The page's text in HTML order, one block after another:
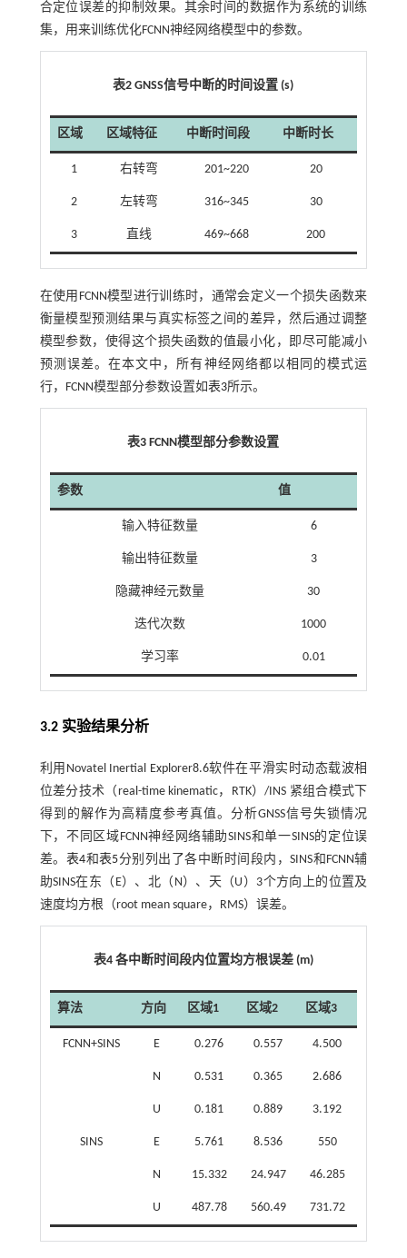
合定位误差的抑制效果。其余时间的数据作为系统的训练
集，用来训练优化FCNN神经网络模型中的参数。
表2GNSS信号中断的时间设置 (s)
区域 区域特征 中断时间段 中断时长
1 右转弯 201~220 20
2 左转弯 316~345 30
3 直线 469~668 200
在使用FCNN模型进行训练时，通常会定义一个损失函数来
衡量模型预测结果与真实标签之间的差异，然后通过调整
模型参数，使得这个损失函数的值最小化，即尽可能减小
预测误差。在本文中，所有神经网络都以相同的模式运
行，FCNN模型部分参数设置如表3所示。
表3FCNN模型部分参数设置
参数 值
输入特征数量 6
输出特征数量 3
隐藏神经元数量 30
迭代次数 1000
学习率 0.01
3.2 实验结果分析
利用Novatel Inertial Explorer8.6软件在平滑实时动态载波相
位差分技术（real-time kinematic，RTK）/INS 紧组合模式下
得到的解作为高精度参考真值。分析GNSS信号失锁情况
下，不同区域FCNN神经网络辅助SINS和单一SINS的定位误
差。 表4和表5分别列出了各中断时间段内，SINS和FCNN辅
助SINS在东（E）、北（N）、天（U）3个方向上的位置及
速度均方根（root mean square，RMS）误差。
表4 各中断时间段内位置均方根误差 (m)
算法 方向 区域1 区域2 区域3
FCNN+SINS E 0.276 0.557 4.500
N 0.531 0.365 2.686
U 0.181 0.889 3.192
SINS E 5.761 8.536 550
N 15.332 24.947 46.285
U 487.78 560.49 731.72